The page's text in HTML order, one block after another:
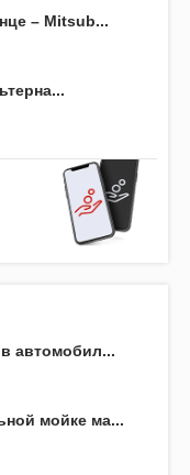
– Mitsub...
автомобил...
мойке ма...